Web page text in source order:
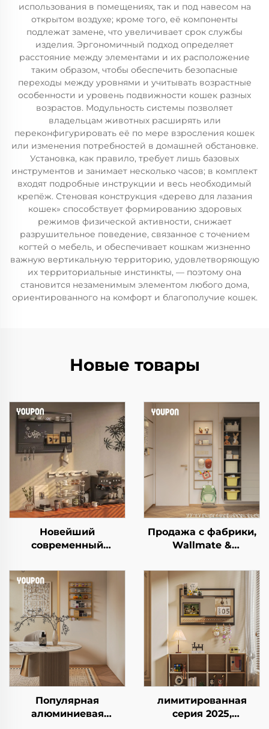
использования в помещениях, так и под навесом на
открытом воздухе; кроме того, её компоненты
подлежат замене, что увеличивает срок службы
изделия. Эргономичный подход определяет
расстояние между элементами и их расположение
таким образом, чтобы обеспечить безопасные
переходы между уровнями и учитывать возрастные
особенности и уровень подвижности кошек разных
возрастов. Модульность системы позволяет
владельцам животных расширять или
переконфигурировать её по мере взросления кошек
или изменения потребностей в домашней обстановке.
Установка, как правило, требует лишь базовых
инструментов и занимает несколько часов; в комплект
входят подробные инструкции и весь необходимый
крепёж. Стеновая конструкция «дерево для лазания
кошек» способствует формированию здоровых
режимов физической активности, снижает
разрушительное поведение, связанное с точением
когтей о мебель, и обеспечивает кошкам жизненно
важную вертикальную территорию, удовлетворяющую
их территориальные инстинкты, — поэтому она
становится незаменимым элементом любого дома,
ориентированного на комфорт и благополучие кошек.
Новые товары
Новейший
современный
стеллаж для
хранения,
универсальный
настенный
органайзер для
буфета и кухни
Продажа с фабрики,
Wallmate &
плавающая
настенная полка с
металлическим
каркасом, предмет
декора для дома,
настенное хранение
за дверью
Популярная
алюминиевая
лимитированная
серия 2025,